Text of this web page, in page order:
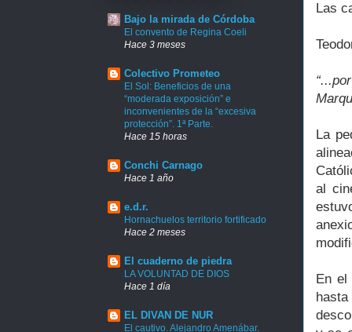
Las
La
al
En
Bajo la mirada de Córdoba
El convento de Regina Coeli
Hace 3 meses
Colectivo Prometeo
El Sol: Beneficios de una
“moderada exposición” e
inconvenientes de la “excesiva
protección”. 1ª Parte.
Hace 15 horas
Conchi Carnago
Hace 1 año
e.d.r.
Hornachuelos territorio fortificado
Hace 2 meses
El cuaderno de piedra
LA VOLUNTAD DE DIOS
Hace 1 día
EL DIVAN DE NUR
El cautivo. Alejandro Amenábar.